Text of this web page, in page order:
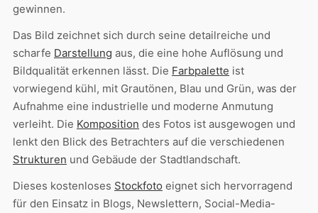
gewinnen.
Das Bild zeichnet sich durch seine detailreiche und
scharfe Darstellung aus, die eine hohe Auflösung und
Bildqualität erkennen lässt. Die Farbpalette ist
vorwiegend kühl, mit Grautönen, Blau und Grün, was der
Aufnahme eine industrielle und moderne Anmutung
verleiht. Die Komposition des Fotos ist ausgewogen und
lenkt den Blick des Betrachters auf die verschiedenen
Strukturen und Gebäude der Stadtlandschaft.
Dieses kostenloses Stockfoto eignet sich hervorragend
für den Einsatz in Blogs, Newslettern, Social-Media-